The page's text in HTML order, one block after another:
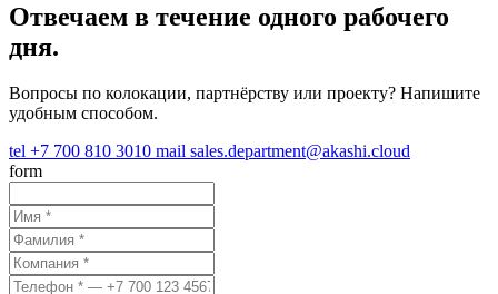
Отвечаем в течение одного рабочего
дня.
Вопросы по колокации, партнёрству или проекту? Напишите
удобным способом.
tel +7 700 810 3010 mail sales.department@akashi.cloud
form